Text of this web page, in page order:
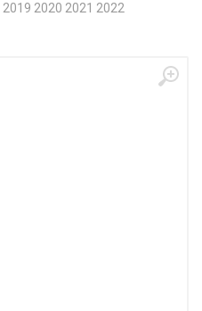
2020 2021 2022